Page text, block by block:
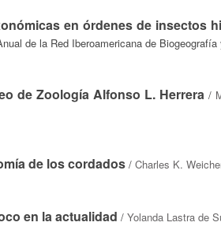
en órdenes de insectos
de la Red Iberoamericana de
de Zoología Alfonso L. Herrera /
de los cordados / Charles K.
en la actualidad / Yolanda Lastra de